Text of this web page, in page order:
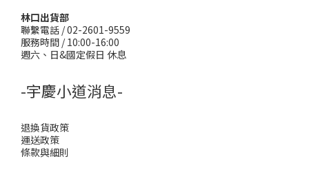
林口出貨部
聯繫電話 / 02-2601-9559
服務時間 / 10:00-16:00
週六、日&國定假日 休息
-宇慶小道消息-
退換貨政策
運送政策
條款與細則